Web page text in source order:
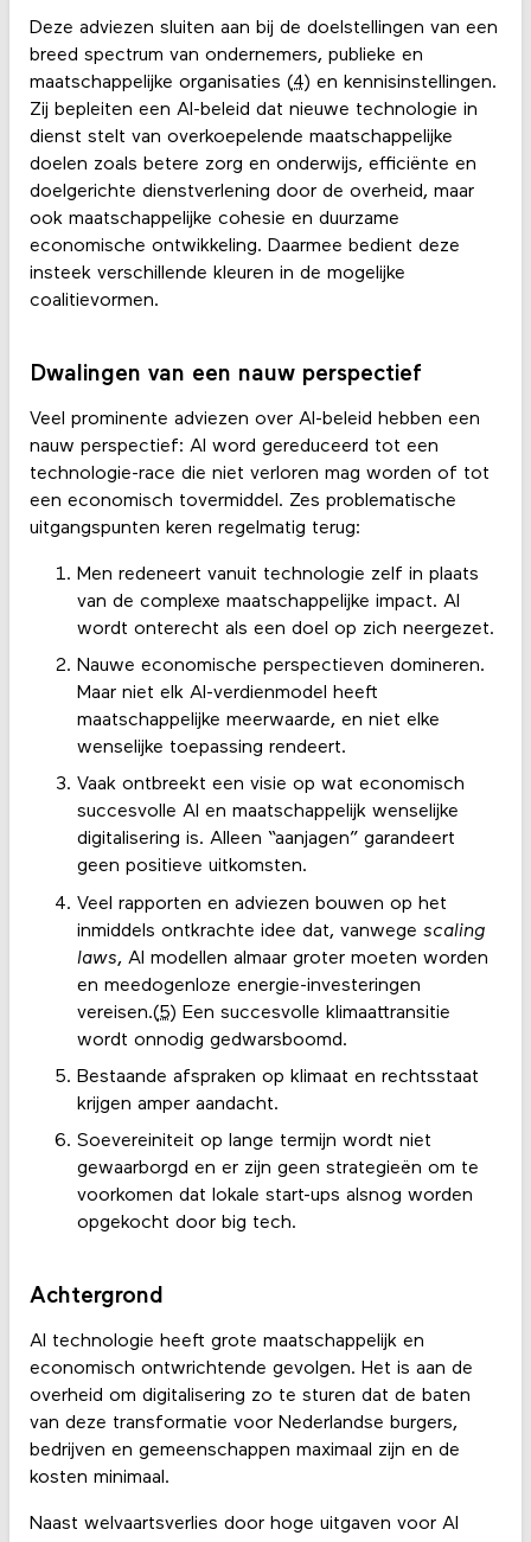
Deze adviezen sluiten aan bij de doelstellingen van een
breed spectrum van ondernemers, publieke en
maatschappelijke organisaties (4) en kennisinstellingen.
Zij bepleiten een AI-beleid dat nieuwe technologie in
dienst stelt van overkoepelende maatschappelijke
doelen zoals betere zorg en onderwijs, efficiënte en
doelgerichte dienstverlening door de overheid, maar
ook maatschappelijke cohesie en duurzame
economische ontwikkeling. Daarmee bedient deze
insteek verschillende kleuren in de mogelijke
coalitievormen.
Dwalingen van een nauw perspectief
Veel prominente adviezen over AI-beleid hebben een
nauw perspectief: AI word gereduceerd tot een
technologie-race die niet verloren mag worden of tot
een economisch tovermiddel. Zes problematische
uitgangspunten keren regelmatig terug:
Men redeneert vanuit technologie zelf in plaats
van de complexe maatschappelijke impact. AI
wordt onterecht als een doel op zich neergezet.
Nauwe economische perspectieven domineren.
Maar niet elk AI-verdienmodel heeft
maatschappelijke meerwaarde, en niet elke
wenselijke toepassing rendeert.
Vaak ontbreekt een visie op wat economisch
succesvolle AI en maatschappelijk wenselijke
digitalisering is. Alleen “aanjagen” garandeert
geen positieve uitkomsten.
Veel rapporten en adviezen bouwen op het
inmiddels ontkrachte idee dat, vanwege scaling
laws, AI modellen almaar groter moeten worden
en meedogenloze energie-investeringen
vereisen.(5) Een succesvolle klimaattransitie
wordt onnodig gedwarsboomd.
Bestaande afspraken op klimaat en rechtsstaat
krijgen amper aandacht.
Soevereiniteit op lange termijn wordt niet
gewaarborgd en er zijn geen strategieën om te
voorkomen dat lokale start-ups alsnog worden
opgekocht door big tech.
Achtergrond
AI technologie heeft grote maatschappelijk en
economisch ontwrichtende gevolgen. Het is aan de
overheid om digitalisering zo te sturen dat de baten
van deze transformatie voor Nederlandse burgers,
bedrijven en gemeenschappen maximaal zijn en de
kosten minimaal.
Naast welvaartsverlies door hoge uitgaven voor AI